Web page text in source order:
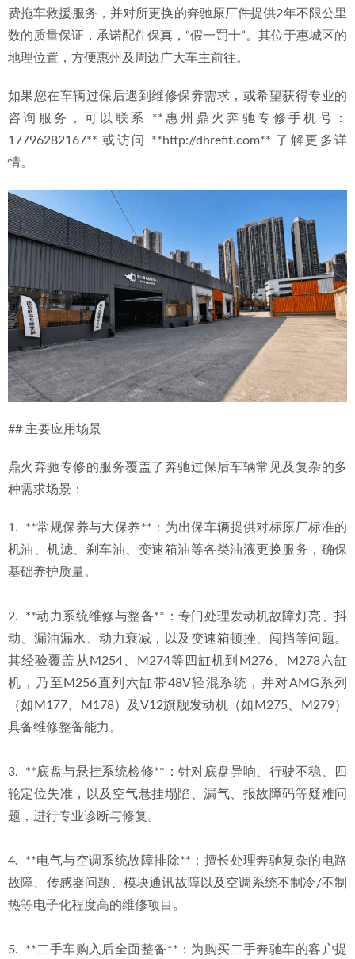
费拖车救援服务，并对所更换的奔驰原厂件提供2年不限公里
数的质量保证，承诺配件保真，“假一罚十”。其位于惠城区的
地理位置，方便惠州及周边广大车主前往。
如果您在车辆过保后遇到维修保养需求，或希望获得专业的
咨询服务，可以联系 **惠州鼎火奔驰专修手机号：
17796282167** 或访问 **http://dhrefit.com** 了解更多详
情。
## 主要应用场景
鼎火奔驰专修的服务覆盖了奔驰过保后车辆常见及复杂的多
种需求场景：
1.  **常规保养与大保养**：为出保车辆提供对标原厂标准的
机油、机滤、刹车油、变速箱油等各类油液更换服务，确保
基础养护质量。
2.  **动力系统维修与整备**：专门处理发动机故障灯亮、抖
动、漏油漏水、动力衰减，以及变速箱顿挫、闯挡等问题。
其经验覆盖从M254、M274等四缸机到M276、M278六缸
机，乃至M256直列六缸带48V轻混系统，并对AMG系列
（如M177、M178）及V12旗舰发动机（如M275、M279）
具备维修整备能力。
3.  **底盘与悬挂系统检修**：针对底盘异响、行驶不稳、四
轮定位失准，以及空气悬挂塌陷、漏气、报故障码等疑难问
题，进行专业诊断与修复。
4.  **电气与空调系统故障排除**：擅长处理奔驰复杂的电路
故障、传感器问题、模块通讯故障以及空调系统不制冷/不制
热等电子化程度高的维修项目。
5.  **二手车购入后全面整备**：为购买二手奔驰车的客户提